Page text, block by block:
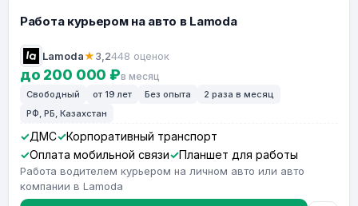
Работа курьером на авто в Lamoda
Lamoda★3,2448 оценок
до 200 000 ₽в месяц
Свободный от 19 лет Без опыта
2 раза в месяц
РФ, РБ, Казахстан
ДМС
Корпоративный транспорт
Оплата мобильной связи
Планшет для работы
Работа водителем курьером на личном авто или авто
компании в Lamoda